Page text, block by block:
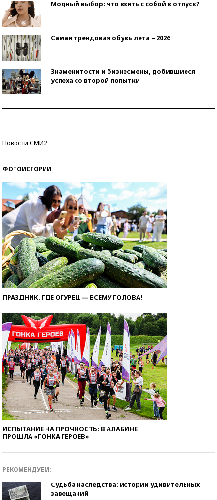
Модный выбор: что взять с собой в отпуск?
Самая трендовая обувь лета – 2026
Знаменитости и бизнесмены, добившиеся
успеха со второй попытки
Новости СМИ2
ФОТОИСТОРИИ
ПРАЗДНИК, ГДЕ ОГУРЕЦ — ВСЕМУ ГОЛОВА!
ИСПЫТАНИЕ НА ПРОЧНОСТЬ: В АЛАБИНЕ
ПРОШЛА «ГОНКА ГЕРОЕВ»
РЕКОМЕНДУЕМ:
Судьба наследства: истории удивительных
завещаний